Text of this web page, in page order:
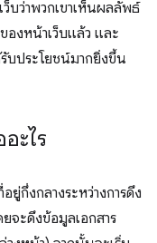
บว่าพวกเขาเห็นผลลัพธ์
องหน้าเว็บแล้ว และ
บประโยชน์มากยิ่งขึ้น
ะไร
ยู่กึ่งกลางระหว่างการดึง
จะดึงข้อมูลเอกสาร